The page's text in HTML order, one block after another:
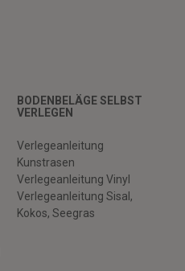
BODENBELÄGE SELBST
VERLEGEN
Verlegeanleitung
Kunstrasen
Verlegeanleitung Vinyl
Verlegeanleitung Sisal,
Kokos, Seegras